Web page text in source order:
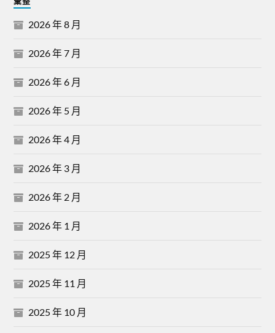
2026 年 8 月
2026 年 7 月
2026 年 6 月
2026 年 5 月
2026 年 4 月
2026 年 3 月
2026 年 2 月
2026 年 1 月
2025 年 12 月
2025 年 11 月
2025 年 10 月